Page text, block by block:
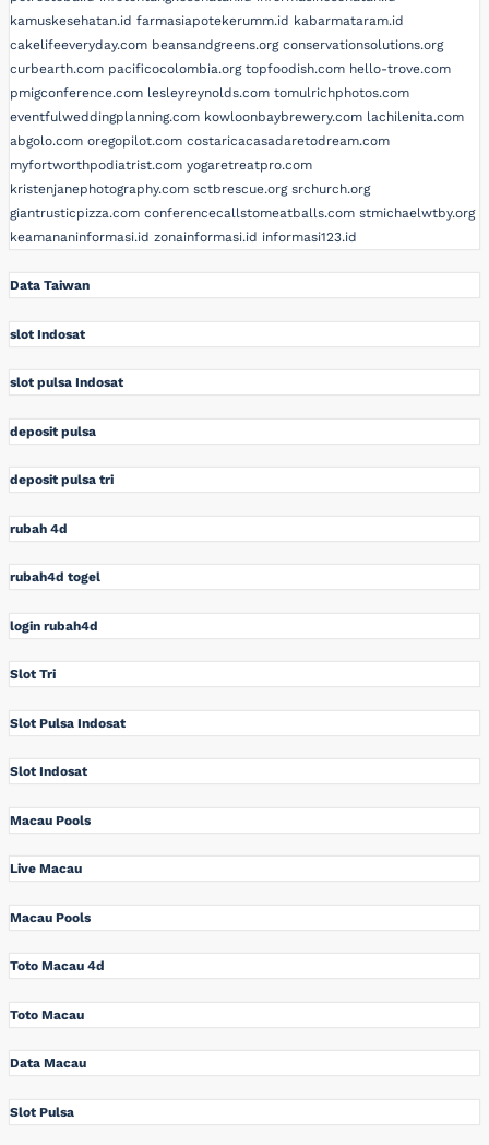
kamuskesehatan.id farmasiapotekerumm.id kabarmataram.id
cakelifeeveryday.com beansandgreens.org conservationsolutions.org
curbearth.com pacificocolombia.org topfoodish.com hello-trove.com
pmigconference.com lesleyreynolds.com tomulrichphotos.com
eventfulweddingplanning.com kowloonbaybrewery.com lachilenita.com
abgolo.com oregopilot.com costaricacasadaretodream.com
myfortworthpodiatrist.com yogaretreatpro.com
kristenjanephotography.com sctbrescue.org srchurch.org
giantrusticpizza.com conferencecallstomeatballs.com stmichaelwtby.org
keamananinformasi.id zonainformasi.id informasi123.id
Data Taiwan
slot Indosat
slot pulsa Indosat
deposit pulsa
deposit pulsa tri
rubah 4d
rubah4d togel
login rubah4d
Slot Tri
Slot Pulsa Indosat
Slot Indosat
Macau Pools
Live Macau
Macau Pools
Toto Macau 4d
Toto Macau
Data Macau
Slot Pulsa